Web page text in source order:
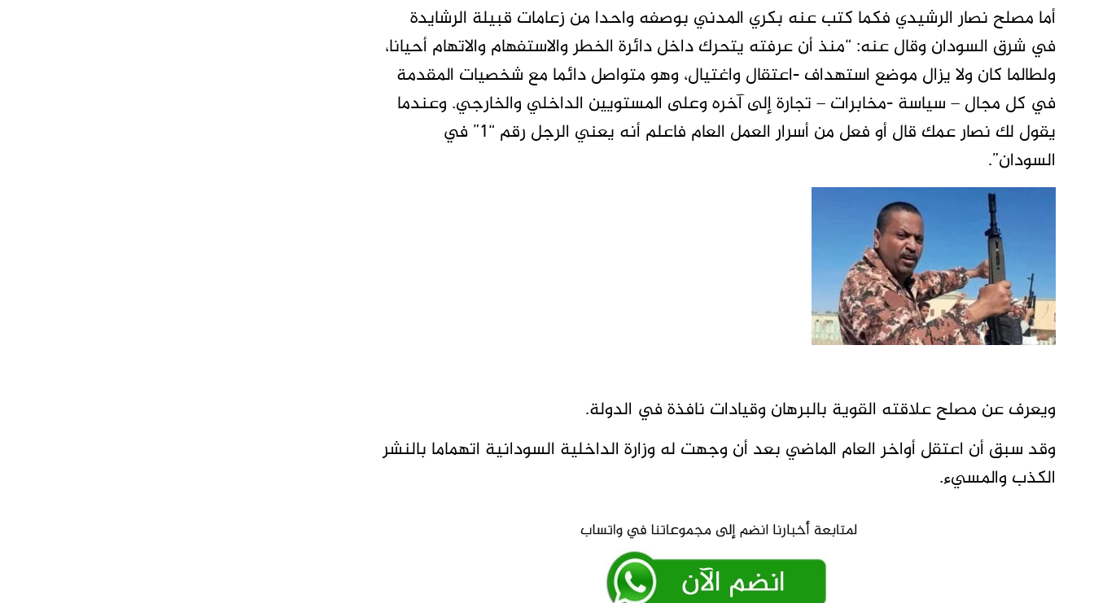
أما مصلح نصار الرشيدي فكما كتب عنه بكري المدني بوصفه واحدا من زعامات قبيلة الرشايدة
في شرق السودان وقال عنه: “منذ أن عرفته يتحرك داخل دائرة الخطر والاستفهام والاتهام أحيانا،
ولطالما كان ولا يزال موضع استهداف -اعتقال واغتيال، وهو متواصل دائما مع شخصيات المقدمة
في كل مجال – سياسة -مخابرات – تجارة إلى آخره وعلى المستويين الداخلي والخارجي. وعندما
يقول لك نصار عمك قال أو فعل من أسرار العمل العام فاعلم أنه يعني الرجل رقم “1” في
السودان”.
ويعرف عن مصلح علاقته القوية بالبرهان وقيادات نافذة في الدولة.
وقد سبق أن اعتقل أواخر العام الماضي بعد أن وجهت له وزارة الداخلية السودانية اتهماما بالنشر
الكذب والمسيء.